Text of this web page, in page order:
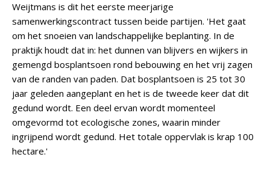
Weijtmans is dit het eerste meerjarige
samenwerkingscontract tussen beide partijen. 'Het gaat
om het snoeien van landschappelijke beplanting. In de
praktijk houdt dat in: het dunnen van blijvers en wijkers in
gemengd bosplantsoen rond bebouwing en het vrij zagen
van de randen van paden. Dat bosplantsoen is 25 tot 30
jaar geleden aangeplant en het is de tweede keer dat dit
gedund wordt. Een deel ervan wordt momenteel
omgevormd tot ecologische zones, waarin minder
ingrijpend wordt gedund. Het totale oppervlak is krap 100
hectare.'